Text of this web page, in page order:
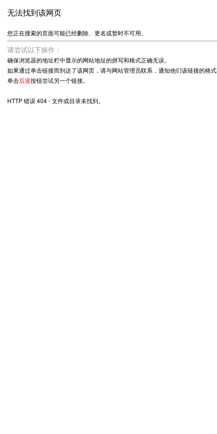
无法找到该网页
您正在搜索的页面可能已经删除、更名或暂时不可用。
请尝试以下操作：
确保浏览器的地址栏中显示的网站地址的拼写和格式正确无误。
如果通过单击链接而到达了该网页，请与网站管理员联系，通知他们该链接的格
单击后退按钮尝试另一个链接。
HTTP 错误 404 - 文件或目录未找到。